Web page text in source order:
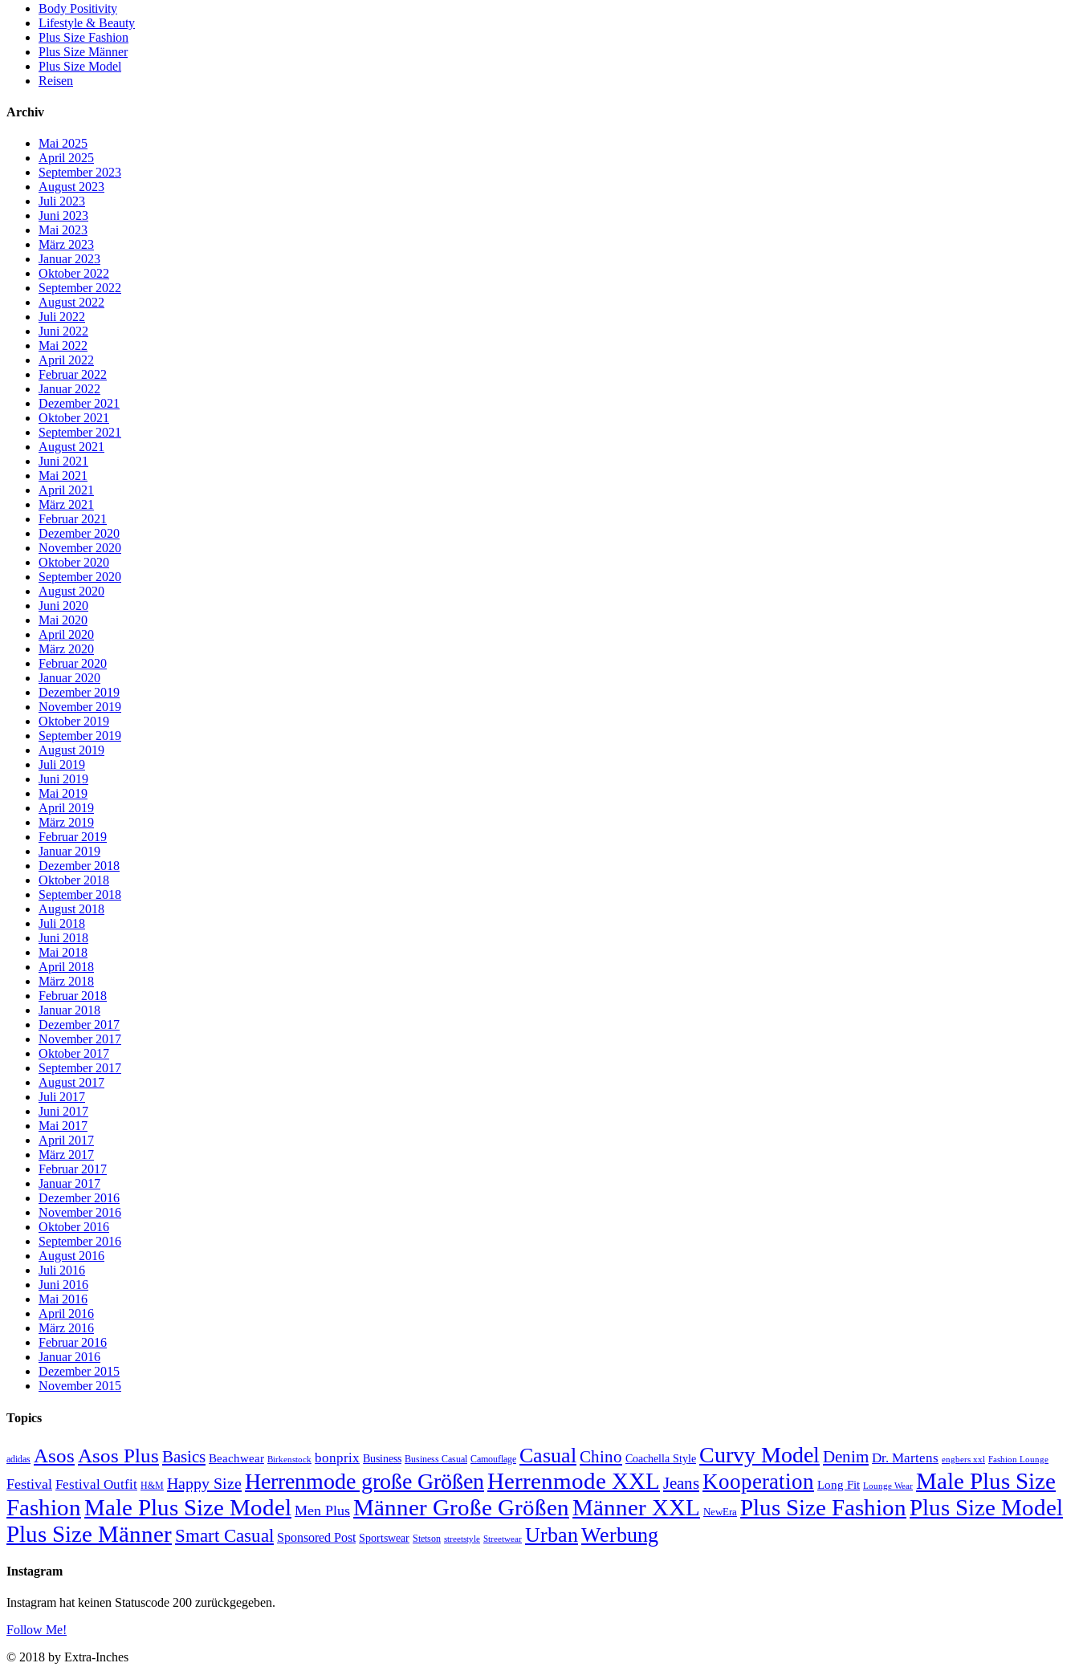
Body Positivity
Lifestyle & Beauty
Plus Size Fashion
Plus Size Männer
Plus Size Model
Reisen
Archiv
Mai 2025
April 2025
September 2023
August 2023
Juli 2023
Juni 2023
Mai 2023
März 2023
Januar 2023
Oktober 2022
September 2022
August 2022
Juli 2022
Juni 2022
Mai 2022
April 2022
Februar 2022
Januar 2022
Dezember 2021
Oktober 2021
September 2021
August 2021
Juni 2021
Mai 2021
April 2021
März 2021
Februar 2021
Dezember 2020
November 2020
Oktober 2020
September 2020
August 2020
Juni 2020
Mai 2020
April 2020
März 2020
Februar 2020
Januar 2020
Dezember 2019
November 2019
Oktober 2019
September 2019
August 2019
Juli 2019
Juni 2019
Mai 2019
April 2019
März 2019
Februar 2019
Januar 2019
Dezember 2018
Oktober 2018
September 2018
August 2018
Juli 2018
Juni 2018
Mai 2018
April 2018
März 2018
Februar 2018
Januar 2018
Dezember 2017
November 2017
Oktober 2017
September 2017
August 2017
Juli 2017
Juni 2017
Mai 2017
April 2017
März 2017
Februar 2017
Januar 2017
Dezember 2016
November 2016
Oktober 2016
September 2016
August 2016
Juli 2016
Juni 2016
Mai 2016
April 2016
März 2016
Februar 2016
Januar 2016
Dezember 2015
November 2015
Topics
adidas Asos Asos Plus Basics Beachwear Birkenstock bonprix Business Business Casual Camouflage CasualChino Coachella Style Curvy Model Denim Dr. Martens engbers xxl Fashion Lounge
Festival Festival Outfit H&M Happy SizeHerrenmode große GrößenHerrenmode XXL JeansKooperation Long Fit Lounge Wear Male Plus Size
FashionMale Plus Size Model Men Plus Männer Große GrößenMänner XXL NewEra Plus Size FashionPlus Size Model
Plus Size MännerSmart Casual Sponsored Post Sportswear Stetson streetstyle Streetwear UrbanWerbung
Instagram
Instagram hat keinen Statuscode 200 zurückgegeben.
Follow Me!
© 2018 by Extra-Inches